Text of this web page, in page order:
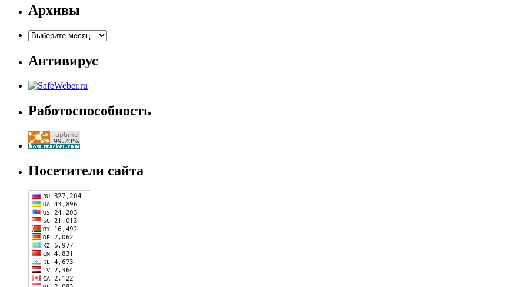
Архивы
Архивы
Антивирус
Работоспособность
Посетители сайта